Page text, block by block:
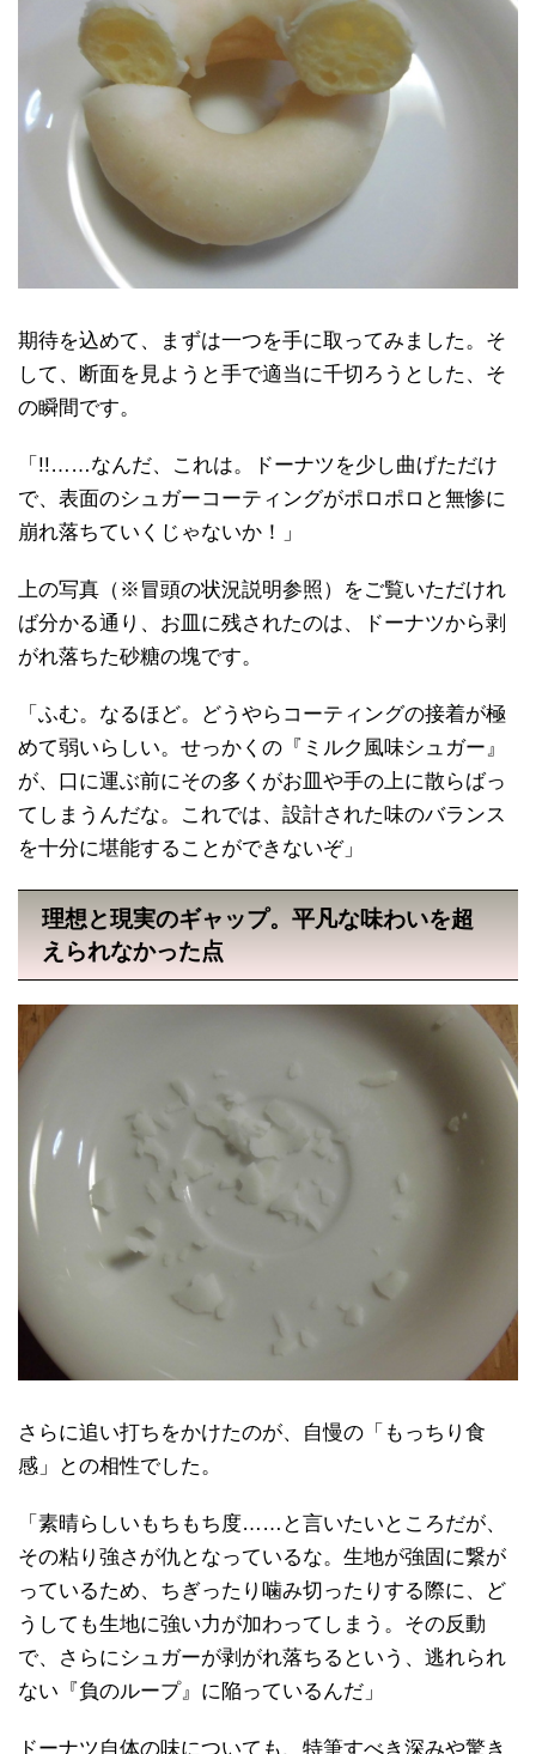
期待を込めて、まずは一つを手に取ってみました。そ
して、断面を見ようと手で適当に千切ろうとした、そ
の瞬間です。
「!!……なんだ、これは。ドーナツを少し曲げただけ
で、表面のシュガーコーティングがポロポロと無惨に
崩れ落ちていくじゃないか！」
上の写真（※冒頭の状況説明参照）をご覧いただけれ
ば分かる通り、お皿に残されたのは、ドーナツから剥
がれ落ちた砂糖の塊です。
「ふむ。なるほど。どうやらコーティングの接着が極
めて弱いらしい。せっかくの『ミルク風味シュガー』
が、口に運ぶ前にその多くがお皿や手の上に散らばっ
てしまうんだな。これでは、設計された味のバランス
を十分に堪能することができないぞ」
理想と現実のギャップ。平凡な味わいを超
えられなかった点
さらに追い打ちをかけたのが、自慢の「もっちり食
感」との相性でした。
「素晴らしいもちもち度……と言いたいところだが、
その粘り強さが仇となっているな。生地が強固に繋が
っているため、ちぎったり噛み切ったりする際に、ど
うしても生地に強い力が加わってしまう。その反動
で、さらにシュガーが剥がれ落ちるという、逃れられ
ない『負のループ』に陥っているんだ」
ドーナツ自体の味についても、特筆すべき深みや驚き